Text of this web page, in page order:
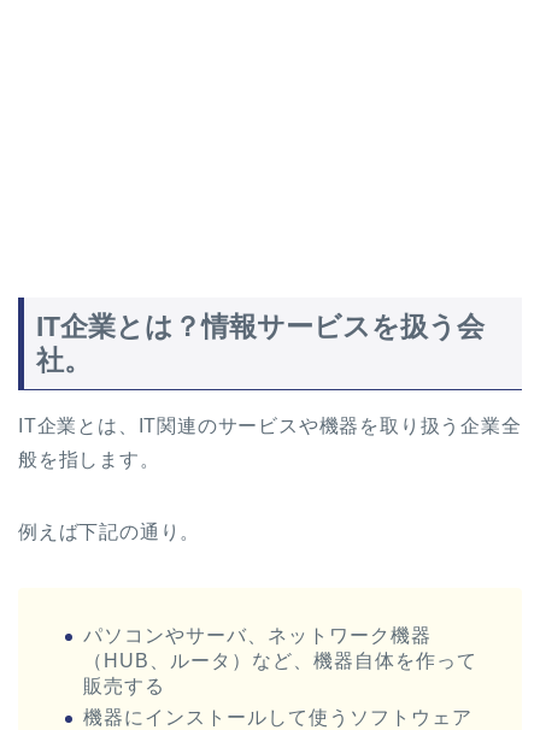
IT企業とは？情報サービスを扱う会
社。
IT企業とは、IT関連のサービスや機器を取り扱う企業全
般を指します。
例えば下記の通り。
パソコンやサーバ、ネットワーク機器
（HUB、ルータ）など、機器自体を作って
販売する
機器にインストールして使うソフトウェア